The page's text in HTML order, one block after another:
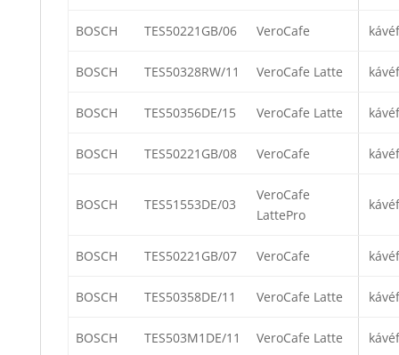
BOSCH TES50221GB/06 VeroCafe
BOSCH TES50328RW/11 VeroCafe Latte
BOSCH TES50356DE/15 VeroCafe Latte
BOSCH TES50221GB/08 VeroCafe
BOSCH TES51553DE/03
VeroCafe
LattePro
BOSCH TES50221GB/07 VeroCafe
BOSCH TES50358DE/11 VeroCafe Latte
BOSCH TES503M1DE/11 VeroCafe Latte